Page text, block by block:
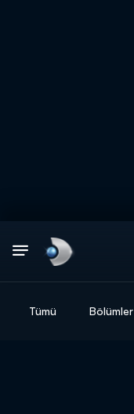
Tümü Bölümler